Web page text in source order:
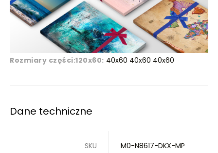
Rozmiary części:120x60: 40x60 40x60 40x60
Dane techniczne
SKU M0-N8617-DKX-MP